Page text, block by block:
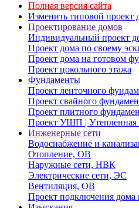
Полная версия сайта
Изменить типовой проект
Проектирование домов
Индивидуальный проект
Проект дома по своему
Проект дома на готовом
Проект цокольного этажа
Фундаменты
Проект ленточного
Проект свайного
Проект плитного
Проект УШП | Утепленная
Инженерные сети
Водоснабжение и
Отопление, ОВ
Наружные сети, НВК
Электрические сети, ЭС
Вентиляция, ОВ
Проект подключения дома